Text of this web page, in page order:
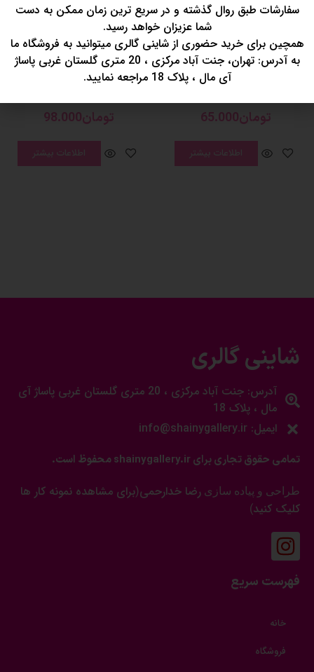
فیس براش
تومان65.000
اطلاعات بیشتر
فیس براش
تومان98.000
اطلاعات بیشتر
شاینی گالری
آدرس: جنت آباد مرکزی ، 20 متری گلستان غربی پاساژ آی
مال ، پلاک 18
ایمیل: info@shainygallery.ir
تمامی حقوق تجاری برای shainygallery.ir محفوظ است.
طراحی و پیاده سازی رضا خدارحمی(برای مشاهده نمونه کار ها
کلیک کنید)
فهرست سریع
خانه
فروشگاه
سفارشات طبق روال گذشته و در سریع ترین زمان ممکن به دست
شما عزیزان خواهد رسید.
همچین برای خرید حضوری از شاینی گالری میتوانید به فروشگاه ما
به آدرس: تهران، جنت آباد مرکزی ، 20 متری گلستان غربی پاساژ
آی مال ، پلاک 18 مراجعه نمایید.